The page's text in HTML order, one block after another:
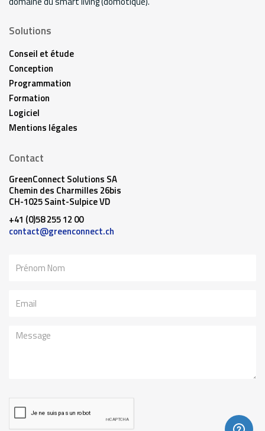
Solutions
Conseil et étude
Conception
Programmation
Formation
Logiciel
Mentions légales
Contact
GreenConnect Solutions SA
Chemin des Charmilles 26bis
CH-1025 Saint-Sulpice VD
+41 (0)58 255 12 00
contact@greenconnect.ch
Message